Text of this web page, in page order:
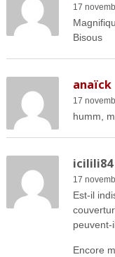
17
Bisous
anaïck
17
humm,
icilili84
17
Est-il
peuvent-
Encore